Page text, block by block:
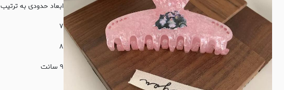
ابعاد حدودی به ترتیب
۷
۸
۹ سانت